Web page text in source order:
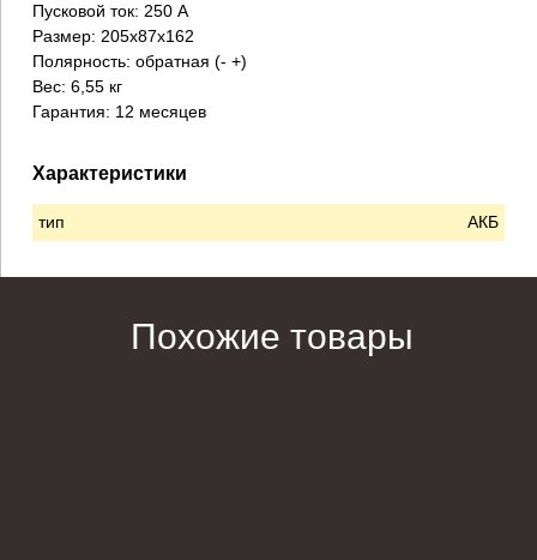
Пусковой ток: 250 А
Размер: 205х87х162
Полярность: обратная (- +)
Вес: 6,55 кг
Гарантия: 12 месяцев
Характеристики
тип АКБ
Похожие товары